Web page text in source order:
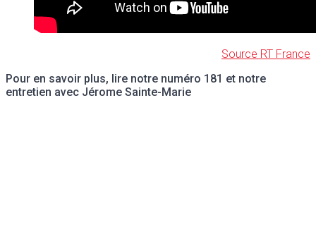
Source RT France
Pour en savoir plus, lire notre numéro 181 et notre
entretien avec Jérome Sainte-Marie